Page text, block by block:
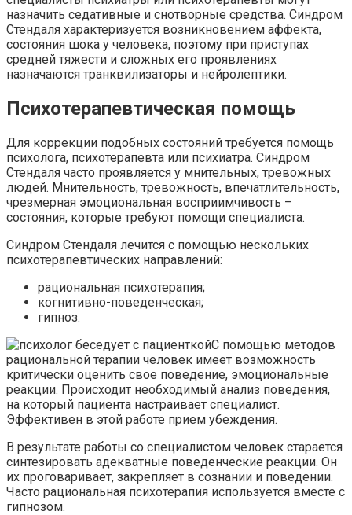
назначить седативные и снотворные средства. Синдром
Стендаля характеризуется возникновением аффекта,
состояния шока у человека, поэтому при приступах
средней тяжести и сложных его проявлениях
назначаются транквилизаторы и нейролептики.
Психотерапевтическая помощь
Для коррекции подобных состояний требуется помощь
психолога, психотерапевта или психиатра. Синдром
Стендаля часто проявляется у мнительных, тревожных
людей. Мнительность, тревожность, впечатлительность,
чрезмерная эмоциональная восприимчивость –
состояния, которые требуют помощи специалиста.
Синдром Стендаля лечится с помощью нескольких
психотерапевтических направлений:
рациональная психотерапия;
когнитивно-поведенческая;
гипноз.
С помощью методов
рациональной терапии человек имеет возможность
критически оценить свое поведение, эмоциональные
реакции. Происходит необходимый анализ поведения,
на который пациента настраивает специалист.
Эффективен в этой работе прием убеждения.
В результате работы со специалистом человек старается
синтезировать адекватные поведенческие реакции. Он
их проговаривает, закрепляет в сознании и поведении.
Часто рациональная психотерапия используется вместе с
гипнозом.